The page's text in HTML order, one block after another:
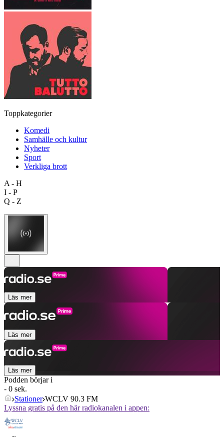
Toppkategorier
Komedi
Samhälle och kultur
Nyheter
Sport
Verkliga brott
A - H
I - P
Q - Z
Läs mer
Läs mer
Läs mer
Podden börjar i
- 0 sek.
Stationer WCLV 90.3 FM
Lyssna gratis på den här radiokanalen i appen: